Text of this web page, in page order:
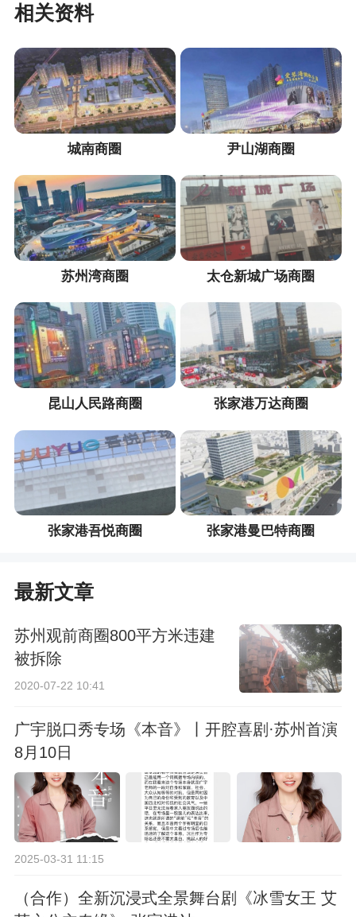
相关资料
城南商圈 尹山湖商圈
苏州湾商圈 太仓新城广场商圈
昆山人民路商圈 张家港万达商圈
张家港吾悦商圈 张家港曼巴特商圈
最新文章
苏州观前商圈800平方米违建
被拆除
2020-07-22 10:41
广宇脱口秀专场《本音》丨开腔喜剧·苏州首演
8月10日
2025-03-31 11:15
（合作）全新沉浸式全景舞台剧《冰雪女王 艾